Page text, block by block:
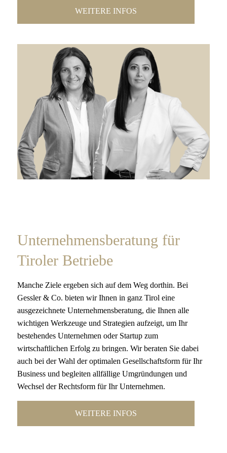
WEITERE INFOS
Unternehmensberatung für
Tiroler Betriebe
Manche Ziele ergeben sich auf dem Weg dorthin. Bei
Gessler & Co. bieten wir Ihnen in ganz Tirol eine
ausgezeichnete Unternehmensberatung, die Ihnen alle
wichtigen Werkzeuge und Strategien aufzeigt, um Ihr
bestehendes Unternehmen oder Startup zum
wirtschaftlichen Erfolg zu bringen. Wir beraten Sie dabei
auch bei der Wahl der optimalen Gesellschaftsform für Ihr
Business und begleiten allfällige Umgründungen und
Wechsel der Rechtsform für Ihr Unternehmen.
WEITERE INFOS